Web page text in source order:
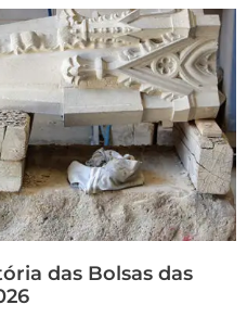
das Bolsas das